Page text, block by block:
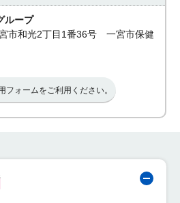
ループ
市和光2丁目1番36号 一宮市保健
フォームをご利用ください。